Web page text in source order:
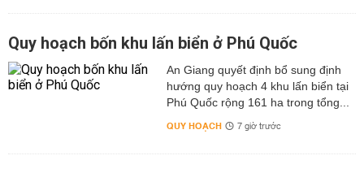
Quy hoạch bốn khu lấn biển ở Phú Quốc
An Giang quyết định bổ sung định
hướng quy hoạch 4 khu lấn biển tại
Phú Quốc rộng 161 ha trong tổng...
QUY HOẠCH 7 giờ trước